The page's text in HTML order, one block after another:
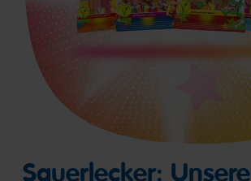
Sauerlecker: Unsere